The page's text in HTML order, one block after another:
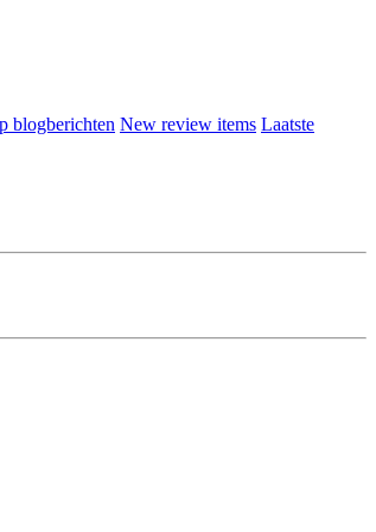
blogberichten New review items Laatste